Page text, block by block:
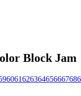
Block Jam
606162636465666768